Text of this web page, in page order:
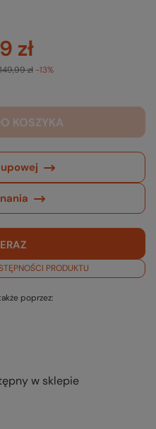
zł
149,99 zł -13%
KOSZYKA
PRODUKTU
poprzez:
w sklepie